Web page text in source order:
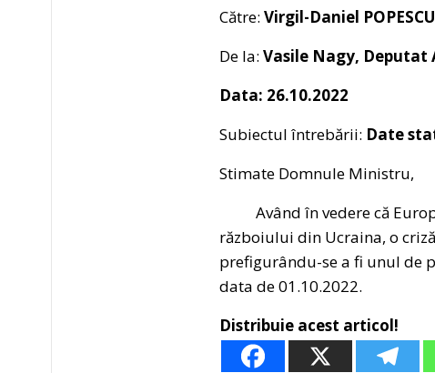
Către: Virgil-Daniel
De la: Vasile Nagy, Deputat
Data: 26.10.2022
Subiectul întrebării: Date
Stimate Domnule Ministru,
Având în vedere că
războiului din Ucraina, o
prefigurându-se a fi unul de
data de 01.10.2022.
Distribuie acest articol!